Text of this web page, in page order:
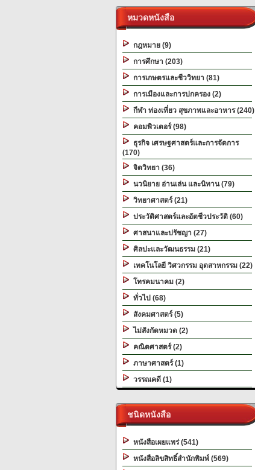
หมวดหนังสือ
กฎหมาย (9)
การศึกษา (203)
การเกษตรและชีววิทยา (81)
การเมืองและการปกครอง (2)
กีฬา ท่องเที่ยว สุขภาพและอาหาร (240)
คอมพิวเตอร์ (98)
ธุรกิจ เศรษฐศาสตร์และการจัดการ
(170)
จิตวิทยา (36)
นวนิยาย อ่านเล่น และนิทาน (79)
วิทยาศาสตร์ (21)
ประวัติศาสตร์และอัตชีวประวัติ (60)
ศาสนาและปรัชญา (27)
ศิลปะและวัฒนธรรม (21)
เทคโนโลยี วิศวกรรม อุตสาหกรรม (22)
โทรคมนาคม (2)
ทั่วไป (68)
สังคมศาสตร์ (5)
ไม่สังกัดหมวด (2)
คณิตศาสตร์ (2)
ภาษาศาสตร์ (1)
วรรณคดี (1)
ชนิดหนังสือ
หนังสือเผยแพร่ (541)
หนังสือลิขสิทธิ์สำนักพิมพ์ (569)